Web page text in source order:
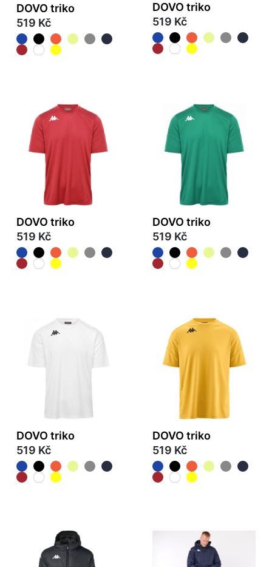
DOVO triko
519 Kč
DOVO triko
519 Kč
DOVO triko
519 Kč
DOVO triko
519 Kč
DOVO triko
519 Kč
DOVO triko
519 Kč